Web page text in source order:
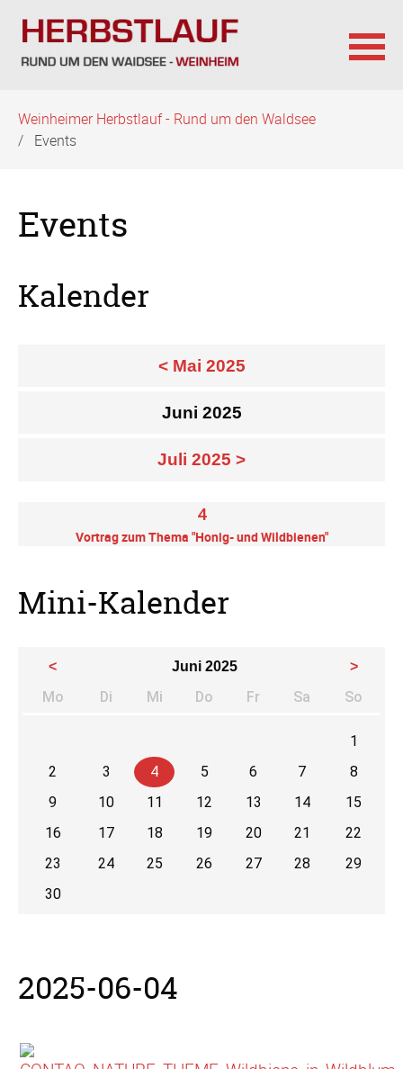
überspringen
Weinheimer Herbstlauf - Rund um den Waldsee
Events
Events
Kalender
< Mai 2025
Juni 2025
Juli 2025 >
4
Vortrag zum Thema "Honig- und Wildbienen"
Mini-Kalender
< Juni 2025 >
Mo Di enstag
Mi ttwoch
Do nnerstag
Fr eitagSa mstag
So
1
2
3 4 5 6 7
8
9
10 11 12 13 14
15
16
17 18 19 20 21
22
23
24 25 26 27 28
29
30
2025-06-04